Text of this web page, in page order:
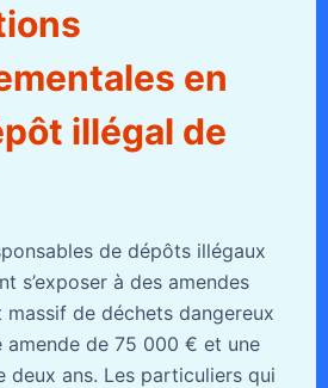
en
illégal de
de dépôts illégaux
s’exposer à des amendes
massif de déchets dangereux
amende de 75 000 € et une
deux ans. Les particuliers qui